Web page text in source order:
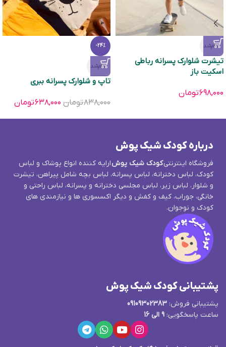
تمام‌شد
تیشرت شلوارک پسرانه رباطی
اسکیت باز
۶۹۸,۰۰۰تومان
-24%
تمام‌شد
تاپ و شلوارک پسرانه ببری
۸۳۸,۰۰۰تومان ۶۳۸,۰۰۰تومان
درباره کودک شیک پوش
فروشگاه اینترنتیکودک شیک پوشارایه کننده انواع پوشاک و لباس
کودک، لباس دخترانه، لباس پسرانه، لباس بچه شامل پیراهن، تیشرت
و شلوار، لباس زیر، لباس مجلسی دخترانه و پسرانه، لباس راحتی و
خانگی، جوراب، کیف و کفش و دیگر اکسسوری ها و نیازمندی های
کودک و نوجوان.
پشتیبانی کودک شیک پوش
پشتیبانی فروش: 09109302383
ساعت پاسخگویی: 9 الی 16